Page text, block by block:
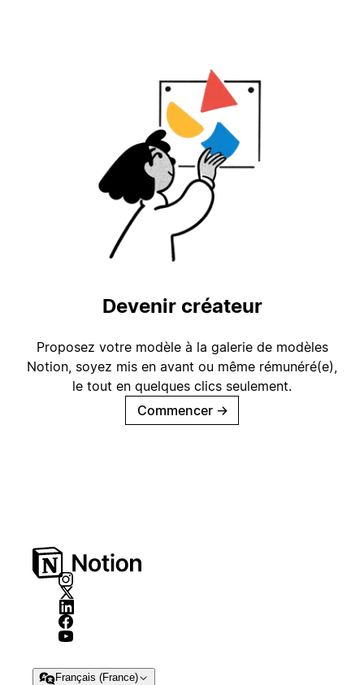
Devenir créateur
Proposez votre modèle à la galerie de modèles
Notion, soyez mis en avant ou même rémunéré(e),
le tout en quelques clics seulement.
Commencer →
Français (France)